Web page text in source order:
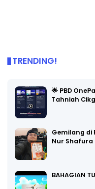
TRENDING!
🌟 PBD
Tahniah
Gemilang di
Nur Shafura
BAHAGIAN